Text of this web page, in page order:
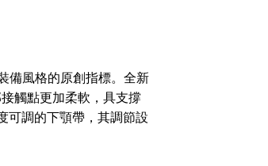
備風格的原創指標。全新
觸點更加柔軟，具支撐
可調的下顎帶，其調節設